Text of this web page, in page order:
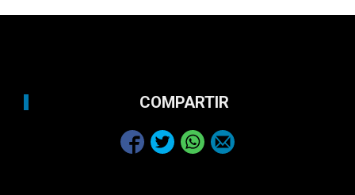
COMPARTIR